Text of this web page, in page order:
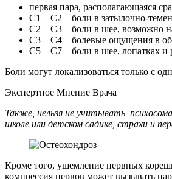
первая пара, располагающаяся
С1—С2 – боли в затылочно-
С2—С3 – боли в шее, возможно
С3—С4 – болевые ощущения в
С5—С7 – боли в шее, лопатках и
Боли могут локализоваться только с
Экспертное Мнение Врача
Также, нельзя не учитывать
школе или детском садике, страхи и
Кроме того, ущемление нервных
компрессия нервов может вызывать